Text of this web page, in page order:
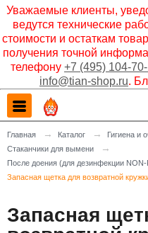
Уважаемые клиенты,
ведутся технические
стоимости и остаткам
получения точной
телефону +7 (495) 104-
info@tian-shop.ru.
Главная → Каталог → Гигиена и
Стаканчики для вымени →
После доения (для дезинфекции
Запасная щетка для возвратной
Запасная